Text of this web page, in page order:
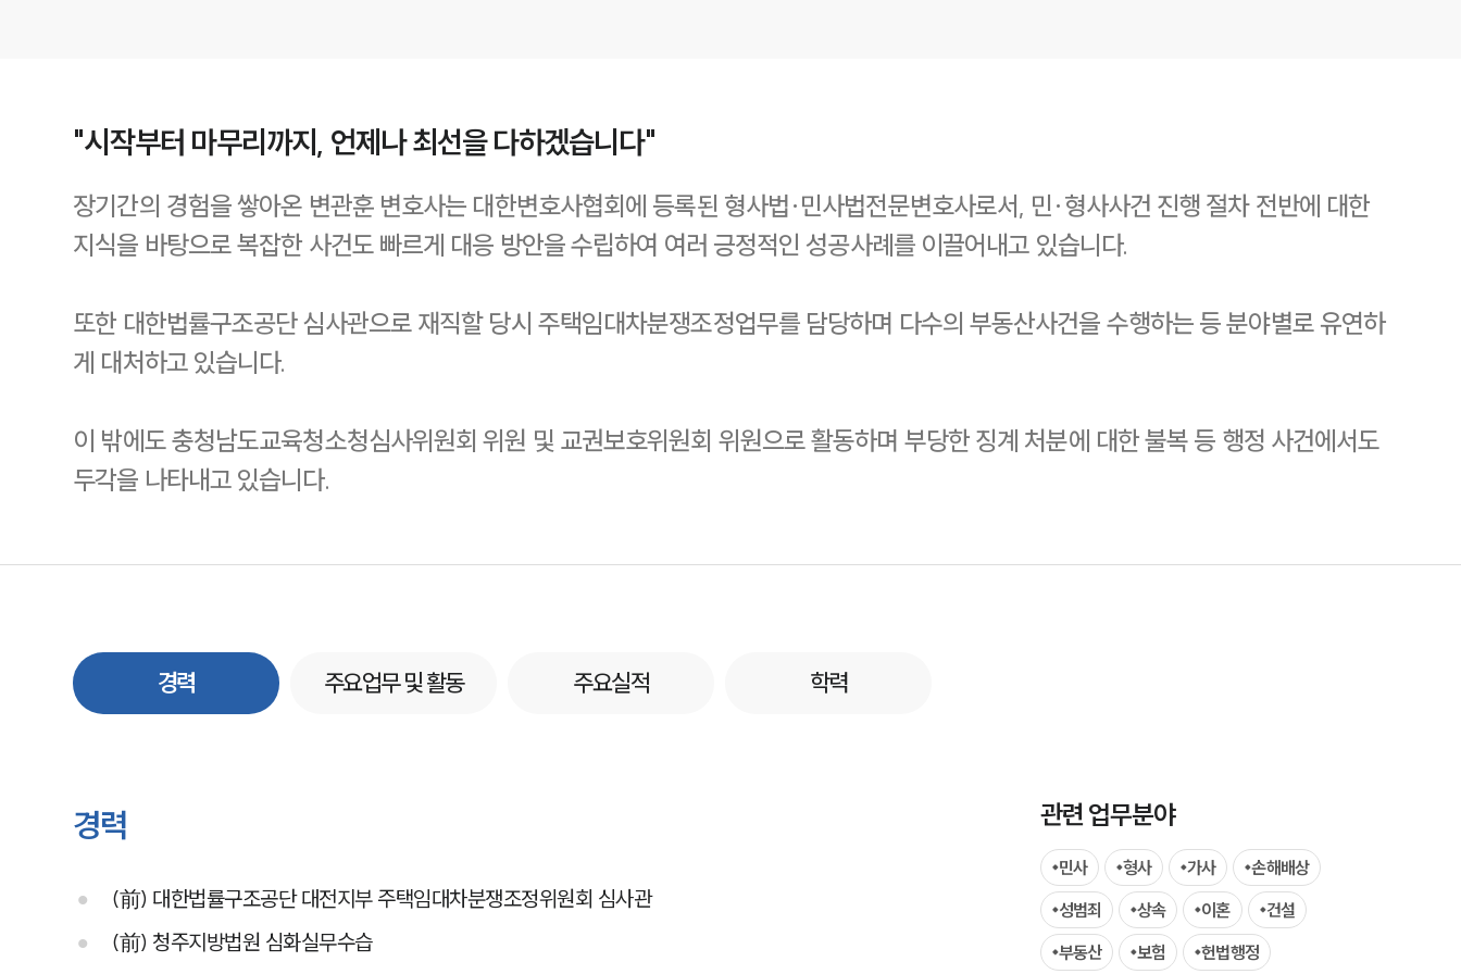
대륜의 강점
글로벌 파트너 로펌
고객의 소리
"시작부터 마무리까지, 언제나 최선을 다하겠습니다"
장기간의 경험을 쌓아온 변관훈 변호사는 대한변호사협회에 등록된 형사법·민사법전문변호사로서, 민·형사사건 진행 절차 전반에 대한
지식을 바탕으로 복잡한 사건도 빠르게 대응 방안을 수립하여 여러 긍정적인 성공사례를 이끌어내고 있습니다.
또한 대한법률구조공단 심사관으로 재직할 당시 주택임대차분쟁조정업무를 담당하며 다수의 부동산사건을 수행하는 등 분야별로 유연하
게 대처하고 있습니다.
이 밖에도 충청남도교육청소청심사위원회 위원 및 교권보호위원회 위원으로 활동하며 부당한 징계 처분에 대한 불복 등 행정 사건에서도
두각을 나타내고 있습니다.
경력 주요업무 및 활동 주요실적 학력
경력
(前) 대한법률구조공단 대전지부 주택임대차분쟁조정위원회 심사관
(前) 청주지방법원 심화실무수습
관련 업무분야
민사 형사 가사
손해배상
성범죄
상속 이혼
건설
부동산
보험 헌법행정